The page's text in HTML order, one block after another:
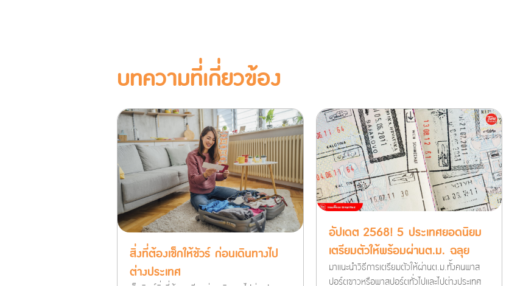
บทความที่เกี่ยวข้อง
สิ่งที่ต้องเช็กให้ชัวร์ ก่อนเดินทางไป
ต่างประเทศ
อัปเดต 2568! 5 ประเทศยอดนิยม
เตรียมตัวให้พร้อมผ่านต.ม. ฉลุย
มาแนะนำวิธีการเตรียมตัวให้ผ่านต.ม.ทั้งคนพาส
ปอร์ตขาวหรือพาสปอร์ตทั่วไปและไปต่างประเทศ